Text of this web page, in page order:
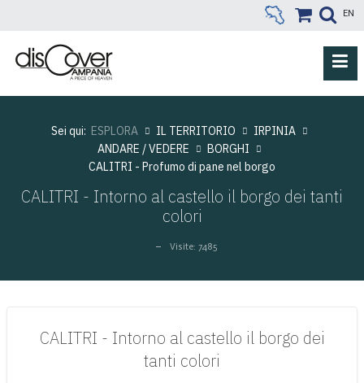
EN
Sei qui: ESPLORA IL TERRITORIO
IRPINIA
ANDARE / VEDERE
BORGHI
CALITRI - Profumo di pane nel borgo
CALITRI - Intorno al castello il borgo dei tanti
colori
Visite: 7485
CALITRI - Intorno al castello il borgo dei
tanti colori